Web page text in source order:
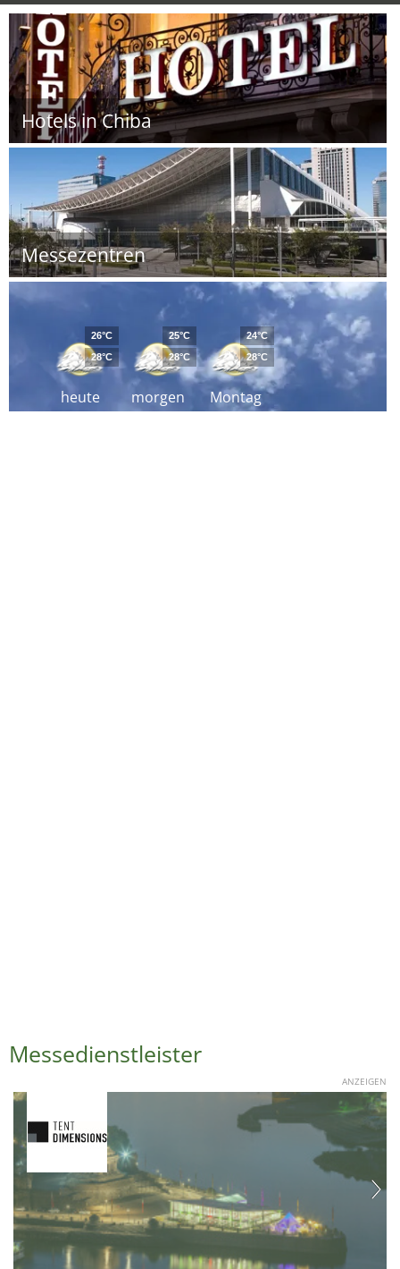
Hotels in Chiba
Messezentren
heute
26°C
28°C
morgen
25°C
28°C
Montag
24°C
28°C
Messedienstleister
ANZEIGEN